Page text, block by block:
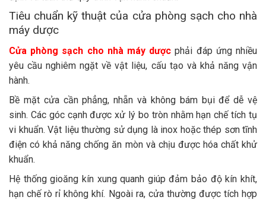
Tiêu chuẩn kỹ thuật của cửa phòng sạch cho nhà
máy dược
Cửa phòng sạch cho nhà máy dược phải đáp ứng nhiều
yêu cầu nghiêm ngặt về vật liệu, cấu tạo và khả năng vận
hành.
Bề mặt cửa cần phẳng, nhẵn và không bám bụi để dễ vệ
sinh. Các góc cạnh được xử lý bo tròn nhằm hạn chế tích tụ
vi khuẩn. Vật liệu thường sử dụng là inox hoặc thép sơn tĩnh
điện có khả năng chống ăn mòn và chịu được hóa chất khử
khuẩn.
Hệ thống gioăng kín xung quanh giúp đảm bảo độ kín khít,
hạn chế rò rỉ không khí. Ngoài ra, cửa thường được tích hợp